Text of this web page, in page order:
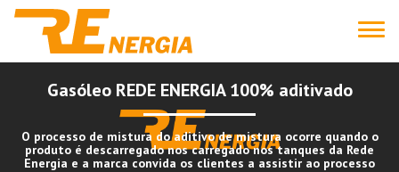
Gasóleo REDE ENERGIA 100% aditivado
O processo de mistura do aditivo de mistura ocorre quando o
produto é descarregado nos carregado nos tanques da Rede
Energia e a marca convida os clientes a assistir ao processo